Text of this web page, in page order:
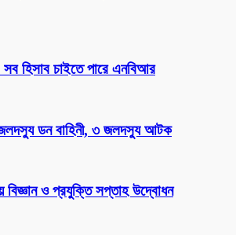
হিসাব চাইতে পারে এনবিআর
জলদস্যু ডন বাহিনী, ৩ জলদস্যু আটক
বিজ্ঞান ও প্রযুক্তি সপ্তাহ উদ্বোধন